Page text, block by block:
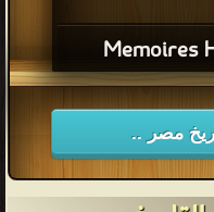
Memoires
مصر ..